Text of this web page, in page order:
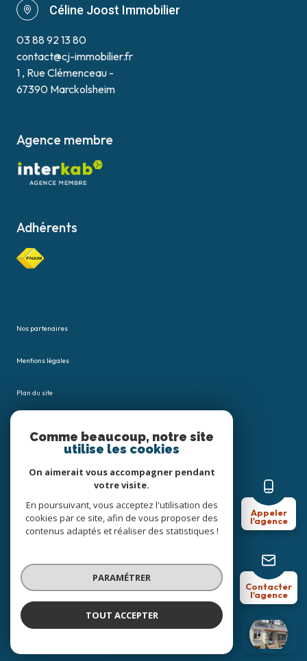
Céline Joost Immobilier
Appeler
l'agence
Contacter
l'agence
Céline Joost Immobilier
03 88 92 13 80
contact@cj-immobilier.fr
1 , Rue Clémenceau -
67390 Marckolsheim
Agence membre
Adhérents
Nos partenaires
Mentions légales
Plan du site
Cookies
© 2026 | Tous droits réservés
Réalisé par
Comme beaucoup, notre site
utilise les cookies
On aimerait vous accompagner pendant
votre visite.
En poursuivant, vous acceptez l'utilisation des
cookies par ce site, afin de vous proposer des
contenus adaptés et réaliser des statistiques !
PARAMÉTRER
TOUT ACCEPTER